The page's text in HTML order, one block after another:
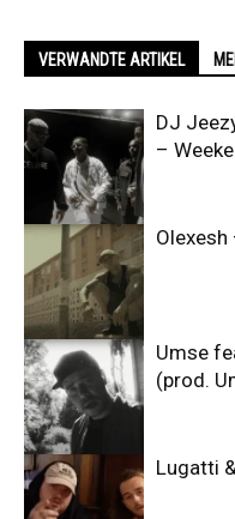
VERWANDTE ARTIKEL
DJ
–
Olexesh
Umse
(prod.
Lugatti